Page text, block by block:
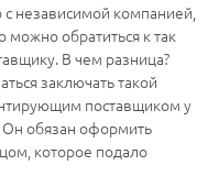
независимой компанией,
обратиться к так
В чем разница?
заключать такой
поставщиком у
Он обязан оформить
которое подало